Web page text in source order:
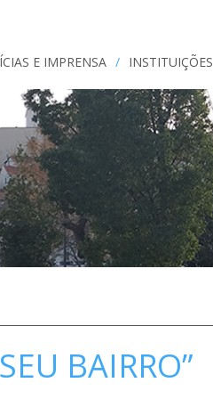
E IMPRENSA / INSTITUIÇÕES
BAIRRO”